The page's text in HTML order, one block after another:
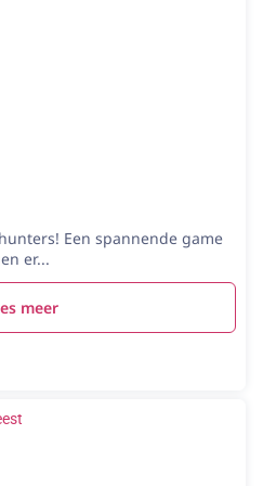
Een spannende game
er...
meer